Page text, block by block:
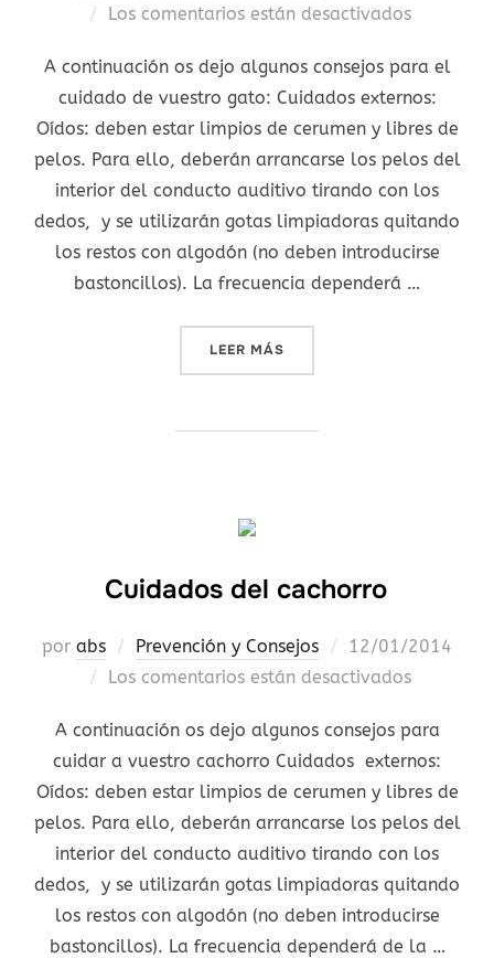
el
Los comentarios están desactivados
A continuación os dejo algunos consejos para el
cuidado de vuestro gato: Cuidados externos:
Oídos: deben estar limpios de cerumen y libres de
pelos. Para ello, deberán arrancarse los pelos del
interior del conducto auditivo tirando con los
dedos, y se utilizarán gotas limpiadoras quitando
los restos con algodón (no deben introducirse
bastoncillos). La frecuencia dependerá …
LEER MÁS
Cuidados del cachorro
por abs Prevención y Consejos
Publicado
el
12/01/2014
Los comentarios están desactivados
A continuación os dejo algunos consejos para
cuidar a vuestro cachorro Cuidados externos:
Oídos: deben estar limpios de cerumen y libres de
pelos. Para ello, deberán arrancarse los pelos del
interior del conducto auditivo tirando con los
dedos, y se utilizarán gotas limpiadoras quitando
los restos con algodón (no deben introducirse
bastoncillos). La frecuencia dependerá de la …